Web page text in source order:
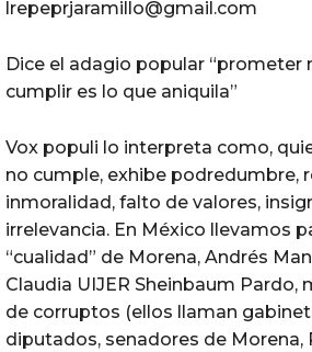
lrepeprjaramillo@gmail.com
Dice el adagio popular “prometer
cumplir es lo que aniquila”
Vox populi lo interpreta como,
no cumple, exhibe podredumbre,
inmoralidad, falto de valores,
irrelevancia. En México llevamos
“cualidad” de Morena, Andrés
Claudia UIJER Sheinbaum Pardo,
de corruptos (ellos llaman
diputados, senadores de Morena,